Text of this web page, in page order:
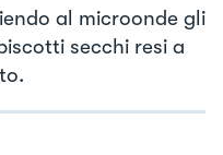
al microonde gli
secchi resi a